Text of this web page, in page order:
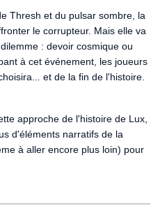
Thresh et du pulsar sombre, la
le corrupteur. Mais elle va
: devoir cosmique ou
à cet événement, les joueurs
et de la fin de l'histoire.
approche de l'histoire de Lux,
d'éléments narratifs de la
à aller encore plus loin) pour